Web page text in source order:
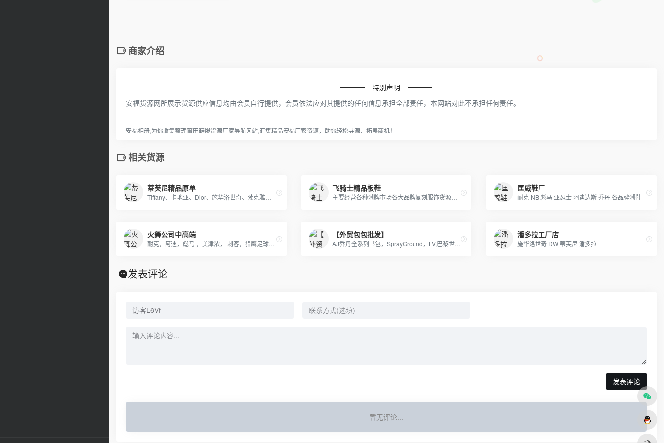
商家介绍
特别声明
安福货源网所展示货源供应信息均由会员自行提供，会员依法应对其提供的任何信息承担全部责任，本网站对此不承担任何责任。
安福相册,为你收集整理莆田鞋服货源厂家导航网站,汇集精品安福厂家资源，助你轻松寻源、拓展商机！
相关货源
蒂芙尼精品原单 飞骑士精品板鞋
主要经营各种潮牌市场各大品牌复刻服饰货源批发供货/超低价格/一手货源/工厂直供/支持一件代发/免费诚招全网代理/上万款式每天持续更新/支持零售。
匡威鞋厂
耐克 NB 彪马 亚瑟士 阿迪达斯 乔丹 各品牌潮鞋
火舞公司中高端 【外贸包包批发】
AJ乔丹全系列书包，SprayGround，LV,巴黎世家包包，可下单，接各路大佬订单
潘多拉工厂店
施华洛世奇 DW 蒂芙尼 潘多拉
发表评论
发表评论
暂无评论...